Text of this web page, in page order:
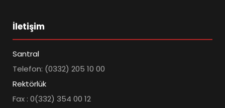
İletişim
Santral
Telefon: (0332) 205 10 00
Rektörlük
Fax : 0(332) 354 00 12